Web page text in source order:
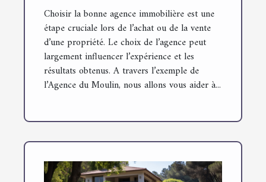
Choisir la bonne agence immobilière est une
étape cruciale lors de l’achat ou de la vente
d’une propriété. Le choix de l’agence peut
largement influencer l’expérience et les
résultats obtenus. A travers l’exemple de
l’Agence du Moulin, nous allons vous aider à...